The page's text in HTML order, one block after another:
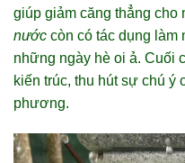
giúp giảm căng thẳng
nước còn có tác dụng làm
những ngày hè oi ả. Cuối
kiến trúc, thu hút sự chú ý
phương.